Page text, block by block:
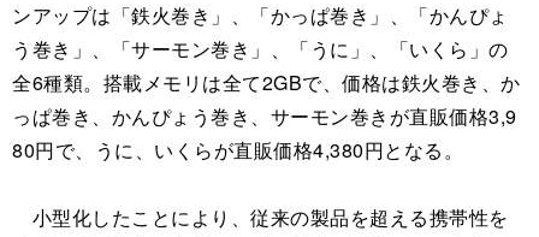
ンアップは「鉄火巻き」、「かっぱ巻き」、「かんぴょ
う巻き」、「サーモン巻き」、「うに」、「いくら」の
全6種類。搭載メモリは全て2GBで、価格は鉄火巻き、か
っぱ巻き、かんぴょう巻き、サーモン巻きが直販価格3,9
80円で、うに、いくらが直販価格4,380円となる。
小型化したことにより、従来の製品を超える携帯性を